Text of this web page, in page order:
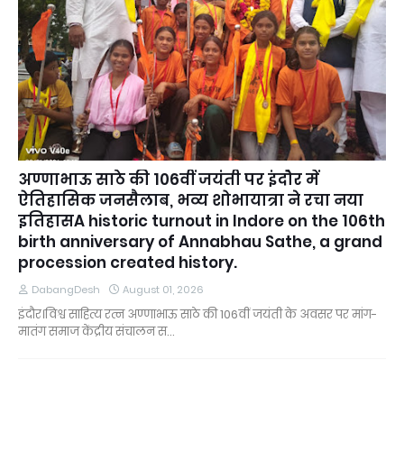
अण्णाभाऊ साठे की 106वीं जयंती पर इंदौर में
ऐतिहासिक जनसैलाब, भव्य शोभायात्रा ने रचा नया
इतिहासA historic turnout in Indore on the 106th
birth anniversary of Annabhau Sathe, a grand
procession created history.
DabangDesh August 01, 2026
इंदौर।विश्व साहित्य रत्न अण्णाभाऊ साठे की 106वीं जयंती के अवसर पर मांग-
मातंग समाज केंद्रीय संचालन स…